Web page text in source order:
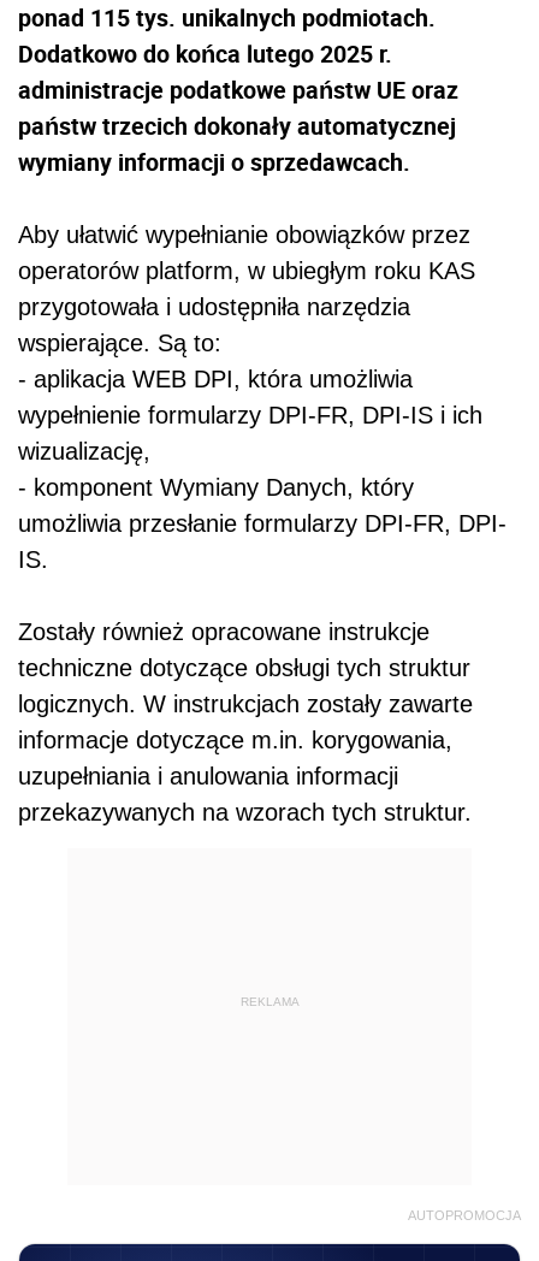
ponad 115 tys. unikalnych podmiotach.
Dodatkowo do końca lutego 2025 r.
administracje podatkowe państw UE oraz
państw trzecich dokonały automatycznej
wymiany informacji o sprzedawcach.
Aby ułatwić wypełnianie obowiązków przez
operatorów platform, w ubiegłym roku KAS
przygotowała i udostępniła narzędzia
wspierające. Są to:
- aplikacja WEB DPI, która umożliwia
wypełnienie formularzy DPI-FR, DPI-IS i ich
wizualizację,
- komponent Wymiany Danych, który
umożliwia przesłanie formularzy DPI-FR, DPI-
IS.
Zostały również opracowane instrukcje
techniczne dotyczące obsługi tych struktur
logicznych. W instrukcjach zostały zawarte
informacje dotyczące m.in. korygowania,
uzupełniania i anulowania informacji
przekazywanych na wzorach tych struktur.
REKLAMA
AUTOPROMOCJA